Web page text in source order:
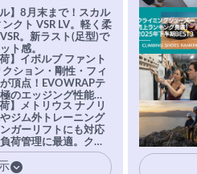
】8月末まで！スカル
クト VSR LV。軽く柔
。新ラスト(足型)で
ト感。
】イボルブ ファント
ション・剛性・フィ
頂点！EVOWRAPテ
のエッジング性能を
バーEvo-74はTRAX
力で極小ホールドに
】メトリウス ナノリ
ジム外トレーニング
ガーリフトにも対応
荷管理に最適。クラ
気で鍛えるギア。